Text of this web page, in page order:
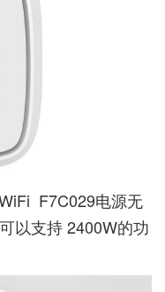
F7C​​029电源无
以支持 2400W的功